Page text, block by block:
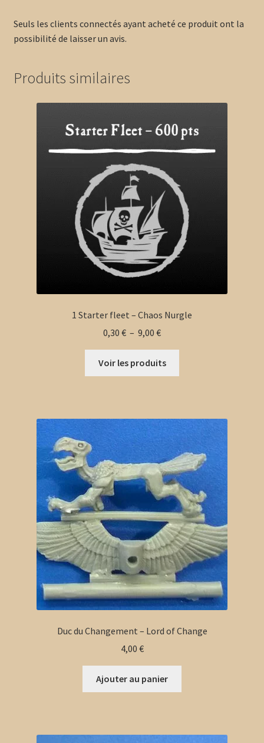
Seuls les clients connectés ayant acheté ce produit ont la
possibilité de laisser un avis.
Produits similaires
1 Starter fleet – Chaos Nurgle
0,30 € – 9,00 €Plage
de
prix :
0,30 €
Voir les produits
Duc du Changement – Lord of Change
4,00 €
Ajouter au panier